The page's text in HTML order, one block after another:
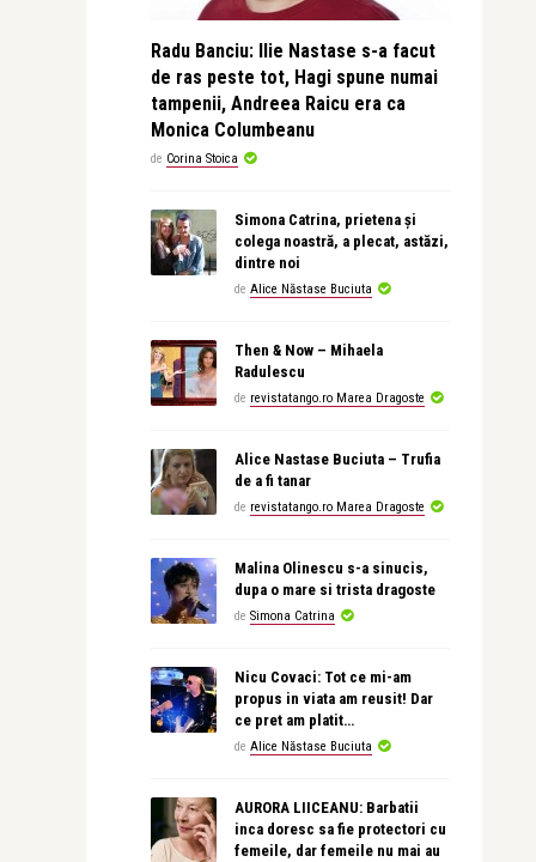
Radu Banciu: Ilie Nastase s-a facut
de ras peste tot, Hagi spune numai
tampenii, Andreea Raicu era ca
Monica Columbeanu
de Corina Stoica
Simona Catrina, prietena și
colega noastră, a plecat, astăzi,
dintre noi
de Alice Năstase Buciuta
Then & Now – Mihaela
Radulescu
de revistatango.ro Marea Dragoste
Alice Nastase Buciuta – Trufia
de a fi tanar
de revistatango.ro Marea Dragoste
Malina Olinescu s-a sinucis,
dupa o mare si trista dragoste
de Simona Catrina
Nicu Covaci: Tot ce mi-am
propus in viata am reusit! Dar
ce pret am platit…
de Alice Năstase Buciuta
AURORA LIICEANU: Barbatii
inca doresc sa fie protectori cu
femeile, dar femeile nu mai au